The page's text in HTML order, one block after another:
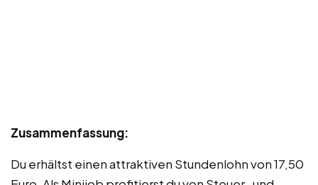
Zusammenfassung:
Du erhältst einen attraktiven Stundenlohn von 17,50